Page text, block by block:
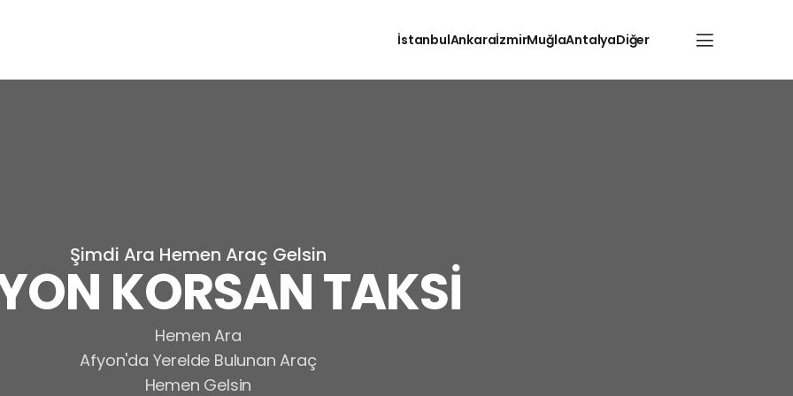
İstanbulAnkaraİzmirMuğlaAntalyaDiğer
Şimdi Ara Hemen Araç Gelsin
KORSAN TAKSİ
Hemen Ara
Afyon'da Yerelde Bulunan Araç
Hemen Gelsin